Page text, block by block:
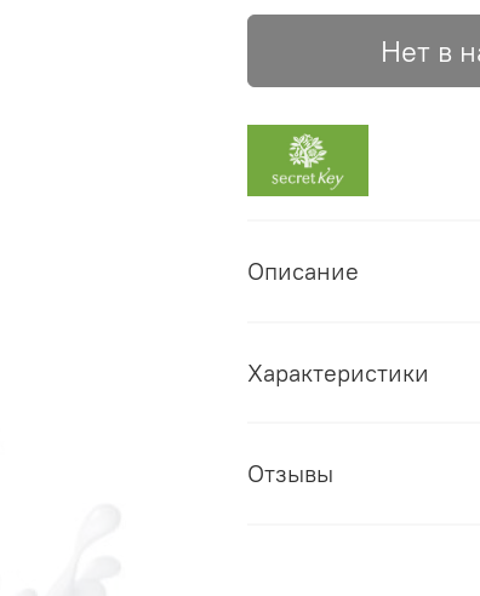
Нет в
Описание
Характеристики
Отзывы